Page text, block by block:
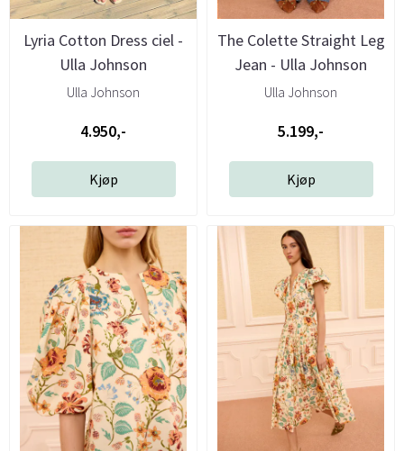
Lyria Cotton Dress ciel -
Ulla Johnson
Ulla Johnson
4.950,-
Kjøp
The Colette Straight Leg
Jean - Ulla Johnson
Ulla Johnson
5.199,-
Kjøp